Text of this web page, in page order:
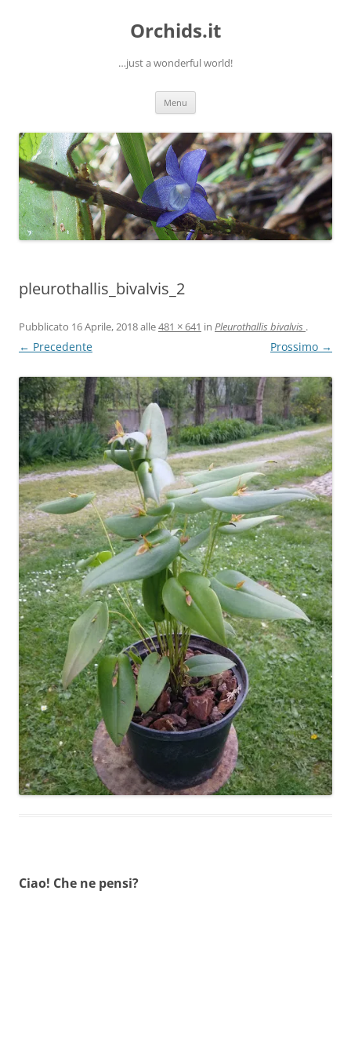
Orchids.it
…just a wonderful world!
Menu
pleurothallis_bivalvis_2
Pubblicato 16 Aprile, 2018alle481 × 641 in Pleurothallis bivalvis .
← Precedente Prossimo →
Ciao! Che ne pensi?